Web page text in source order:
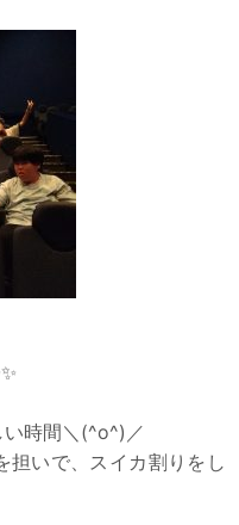
時間＼(^o^)／
担いで、スイカ割りをし